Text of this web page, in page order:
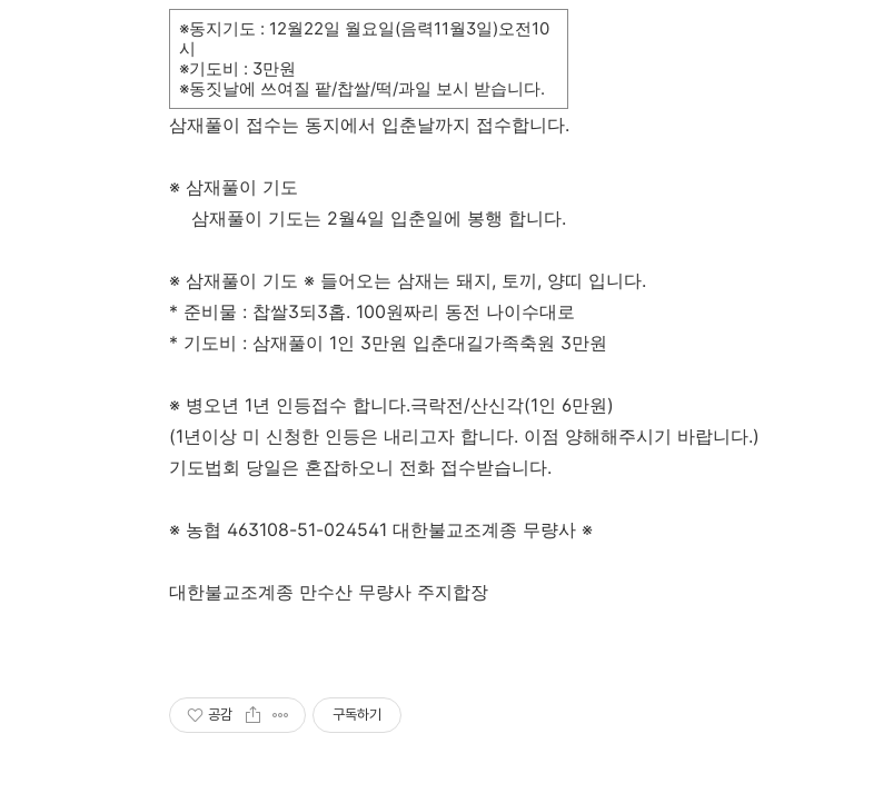
※동지기도 : 12월22일 월요일(음력11월3일)오전10
시
※기도비 : 3만원
※동짓날에 쓰여질 팥/찹쌀/떡/과일 보시 받습니다.
삼재풀이 접수는 동지에서 입춘날까지 접수합니다.
※ 삼재풀이 기도
삼재풀이 기도는 2월4일 입춘일에 봉행 합니다.
※ 삼재풀이 기도 ※ 들어오는 삼재는 돼지, 토끼, 양띠 입니다.
* 준비물 : 찹쌀3되3홉. 100원짜리 동전 나이수대로
* 기도비 : 삼재풀이 1인 3만원 입춘대길가족축원 3만원
※ 병오년 1년 인등접수 합니다.극락전/산신각(1인 6만원)
(1년이상 미 신청한 인등은 내리고자 합니다. 이점 양해해주시기 바랍니다.)
기도법회 당일은 혼잡하오니 전화 접수받습니다.
※ 농협 463108-51-024541 대한불교조계종 무량사 ※
대한불교조계종 만수산 무량사 주지합장
공감 구독하기